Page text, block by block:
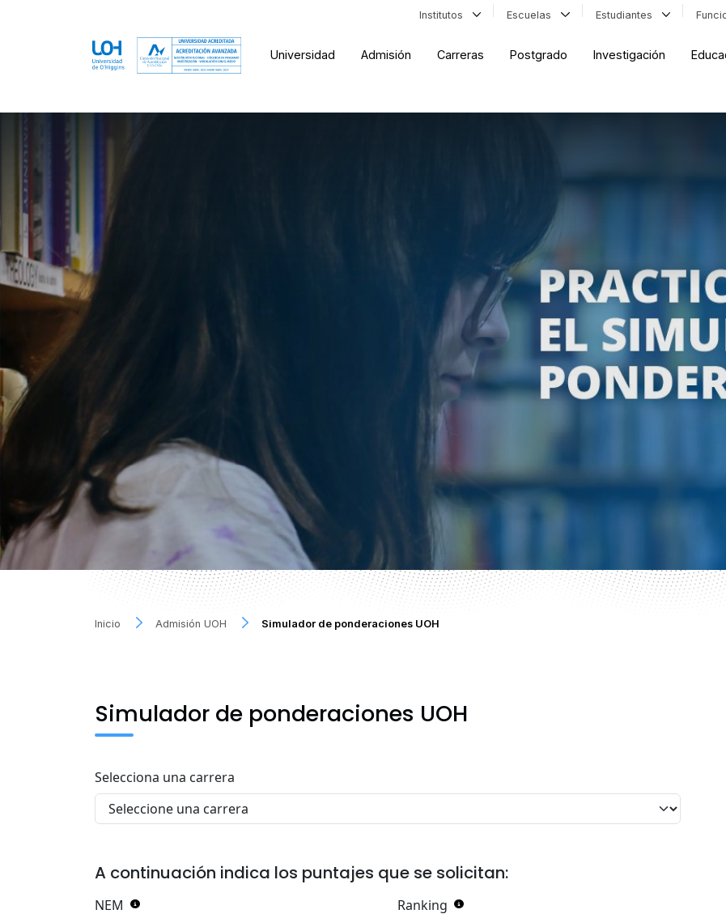
Institutos Escuelas Estudiantes
Universidad Admisión Carreras Postgrado Investigación
Inicio Admisión UOH Simulador de ponderaciones UOH
Simulador de ponderaciones UOH
Selecciona una carrera
A continuación indica los puntajes que se solicitan:
NEM Ranking